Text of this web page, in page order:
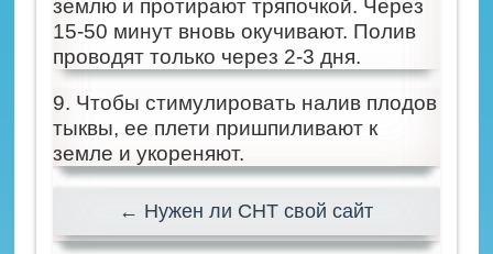
землю и протирают тряпочкой. Через
15-50 минут вновь окучивают. Полив
проводят только через 2-3 дня.
9. Чтобы стимулировать налив плодов
тыквы, ее плети пришпиливают к
земле и укореняют.
← Нужен ли СНТ свой сайт